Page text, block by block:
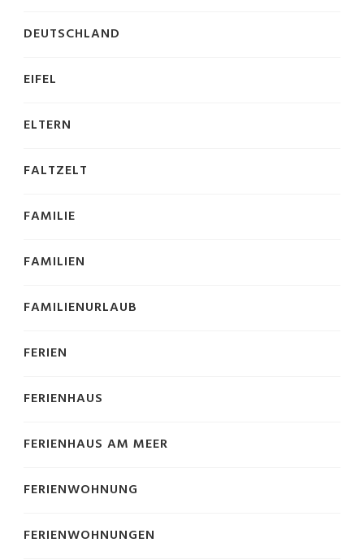
DEUTSCHLAND
EIFEL
ELTERN
FALTZELT
FAMILIE
FAMILIEN
FAMILIENURLAUB
FERIEN
FERIENHAUS
FERIENHAUS AM MEER
FERIENWOHNUNG
FERIENWOHNUNGEN